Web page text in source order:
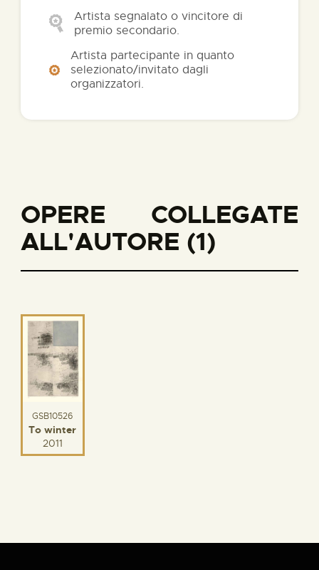
Artista segnalato o vincitore di
premio secondario.
Artista partecipante in quanto
selezionato/invitato dagli
organizzatori.
OPERE COLLEGATE
ALL'AUTORE (1)
GSB10526
To winter
2011